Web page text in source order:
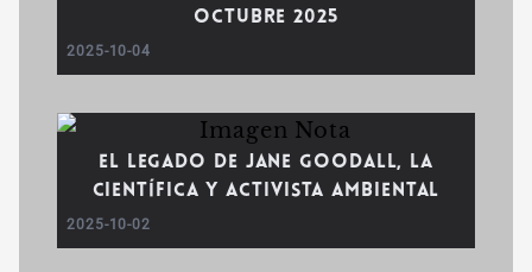
octubre 2025
2025-10-04
El legado de Jane Goodall, la
científica y activista ambiental
2025-10-02